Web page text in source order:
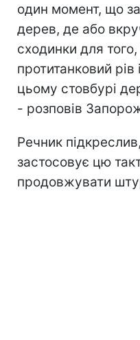
один момент, що
дерев, де або
сходинки для
протитанковий рів
цьому стовбурі
- розповів
Речник
застосовує цю
продовжувати